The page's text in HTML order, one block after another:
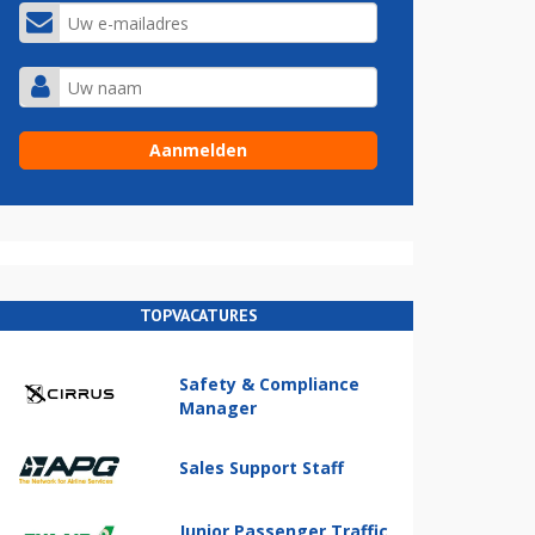
TOPVACATURES
Safety & Compliance
Manager
Sales Support Staff